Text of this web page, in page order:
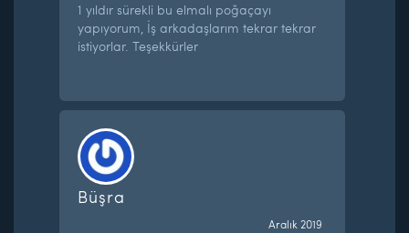
1 yıldır sürekli bu elmalı poğaçayı
yapıyorum, İş arkadaşlarım tekrar tekrar
istiyorlar. Teşekkürler
Büşra
Aralık 2019